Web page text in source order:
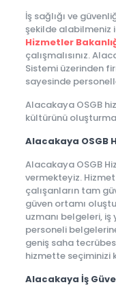
İş sağlığı ve
şekilde alabilmeniz
Hizmetler
çalışmalısınız.
Sistemi üzerinden
sayesinde
Alacakaya OSGB
kültürünü
Alacakaya OSGB
Alacakaya OSGB
vermekteyiz.
çalışanların tam
güven ortamı
uzmanı belgeleri,
personeli
geniş saha
hizmette seçiminizi
Alacakaya İş